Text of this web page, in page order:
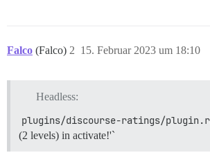
activerecord (7.0.4.1) lib/
rack-mini-profiler (3.0.0) lib/
actionpack (7.0.4.1) lib/
actionpack (7.0.4.1) lib/
actionpack (7.0.4.1) lib/
Falco (Falco) 15. Februar 2023 um 18:10
2
Headless:
plugins/discourse-ratings/
(2 levels) in activate!'`